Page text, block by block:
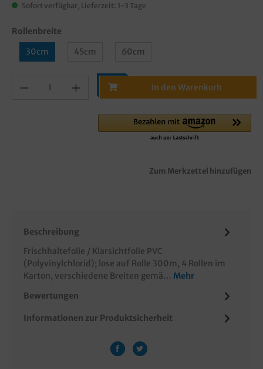
Sofort verfügbar, Lieferzeit: 1-3 Tage
Rollenbreite
30cm
45cm 60cm
In den Warenkorb
Zum Merkzettel hinzufügen
Beschreibung
Frischhaltefolie / Klarsichtfolie PVC
(Polyvinylchlorid); lose auf Rolle 300m, 4 Rollen im
Karton, verschiedene Breiten gemä… Mehr
Bewertungen
Informationen zur Produktsicherheit